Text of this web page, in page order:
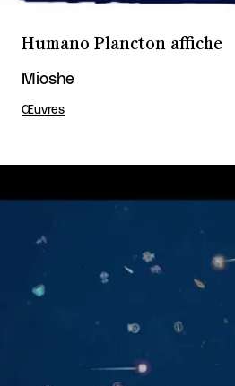
Humano Plancton affiche
Mioshe
Œuvres